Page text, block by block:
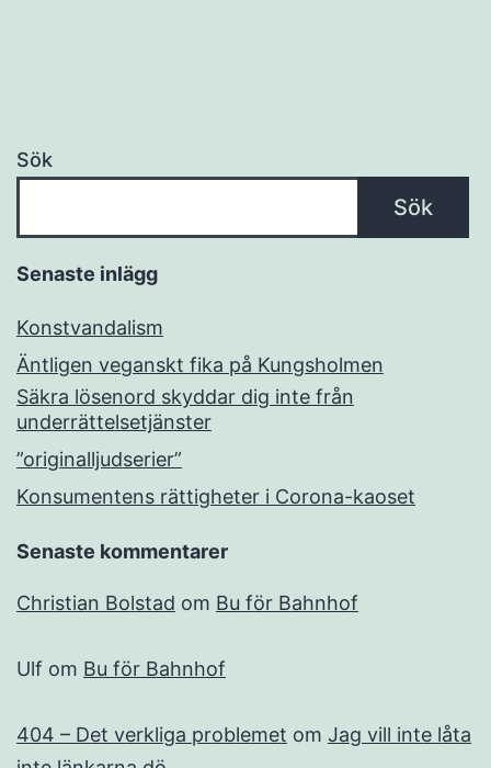
Sök
Sök
Senaste inlägg
Konstvandalism
Äntligen veganskt fika på Kungsholmen
Säkra lösenord skyddar dig inte från
underrättelsetjänster
”originalljudserier”
Konsumentens rättigheter i Corona-kaoset
Senaste kommentarer
Christian Bolstad om Bu för Bahnhof
Ulf om Bu för Bahnhof
404 – Det verkliga problemet om Jag vill inte låta